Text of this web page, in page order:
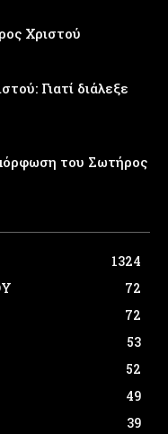
Χριστού
Γιατί διάλεξε
του Σωτήρος
1324
72
72
53
52
49
39